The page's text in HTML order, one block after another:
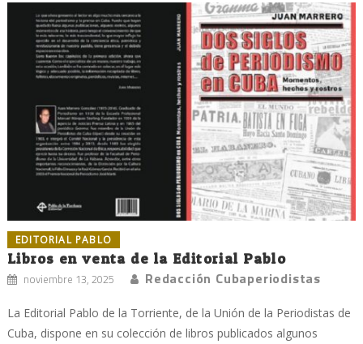
EDITORIAL PABLO
Libros en venta de la Editorial Pablo
noviembre 13, 2025 Redacción Cubaperiodistas
La Editorial Pablo de la Torriente, de la Unión de la Periodistas de
Cuba, dispone en su colección de libros publicados algunos